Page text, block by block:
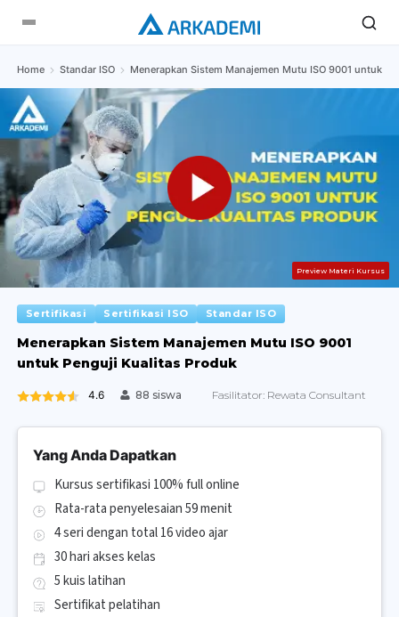
Home Standar ISO Menerapkan Sistem Manajemen Mutu ISO 9001 untuk
Preview Materi Kursus
Sertifikasi Sertifikasi ISO Standar ISO
Menerapkan Sistem Manajemen Mutu ISO 9001
untuk Penguji Kualitas Produk
4.6 88 siswa Fasilitator: Rewata Consultant
Yang Anda Dapatkan
Kursus sertifikasi 100% full online
Rata-rata penyelesaian 59 menit
4 seri dengan total 16 video ajar
30 hari akses kelas
5 kuis latihan
Sertifikat pelatihan